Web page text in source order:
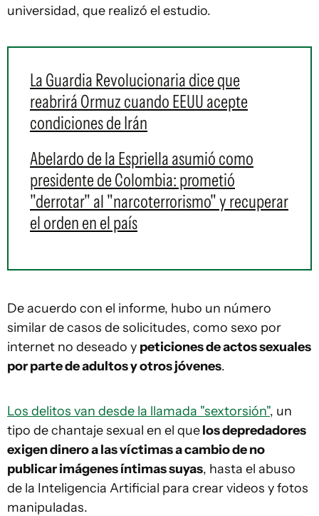
universidad, que realizó el estudio.
La Guardia Revolucionaria dice que
reabrirá Ormuz cuando EEUU acepte
condiciones de Irán
Abelardo de la Espriella asumió como
presidente de Colombia: prometió
"derrotar" al "narcoterrorismo" y recuperar
el orden en el país
De acuerdo con el informe, hubo un número
similar de casos de solicitudes, como sexo por
internet no deseado y peticiones de actos sexuales
por parte de adultos y otros jóvenes.
Los delitos van desde la llamada "sextorsión", un
tipo de chantaje sexual en el quelos depredadores
exigen dinero a las víctimas a cambio de no
publicar imágenes íntimas suyas, hasta el abuso
de la Inteligencia Artificial para crear videos y fotos
manipuladas.